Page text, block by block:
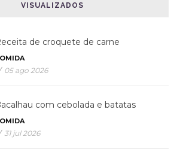
VISUALIZADOS
de croquete de carne
05 ago 2026
com cebolada e batatas
31 jul 2026